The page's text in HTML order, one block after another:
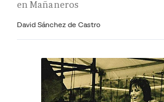
en Mañaneros
David Sánchez de Castro